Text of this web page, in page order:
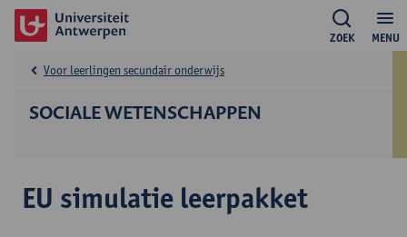
MENU
ZOEK
SOCIALE WETENSCHAPPEN
Voor leerlingen secundair onderwijs
EU simulatie leerpakket